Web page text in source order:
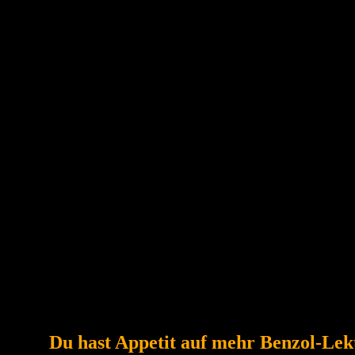
für die Automobilkultur zu sein – voller Begeisterung,
–, kann man gemeinsam etwas bewegen. Und vielleicht
Du hast Appetit auf mehr Benzol-